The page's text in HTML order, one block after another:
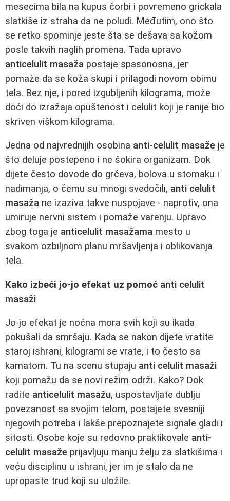
mesecima bila na kupus čorbi i povremeno grickala
slatkiše iz straha da ne poludi. Međutim, ono što
se retko spominje jeste šta se dešava sa kožom
posle takvih naglih promena. Tada upravo
anticelulit masaža postaje spasonosna, jer
pomaže da se koža skupi i prilagodi novom obimu
tela. Bez nje, i pored izgubljenih kilograma, može
doći do izražaja opuštenost i celulit koji je ranije bio
skriven viškom kilograma.
Jedna od najvrednijih osobina anti-celulit masaže je
što deluje postepeno i ne šokira organizam. Dok
dijete često dovode do grčeva, bolova u stomaku i
nadimanja, o čemu su mnogi svedočili, anti celulit
masaža ne izaziva takve nuspojave - naprotiv, ona
umiruje nervni sistem i pomaže varenju. Upravo
zbog toga je anticelulit masažama mesto u
svakom ozbiljnom planu mršavljenja i oblikovanja
tela.
Kako izbeći jo-jo efekat uz pomoć anti celulit
masaži
Jo-jo efekat je noćna mora svih koji su ikada
pokušali da smršaju. Kada se nakon dijete vratite
staroj ishrani, kilogrami se vrate, i to često sa
kamatom. Tu na scenu stupaju anti celulit masaži
koji pomažu da se novi režim održi. Kako? Dok
radite anticelulit masažu, uspostavljate dublju
povezanost sa svojim telom, postajete svesniji
njegovih potreba i lakše prepoznajete signale gladi i
sitosti. Osobe koje su redovno praktikovale anti-
celulit masaže prijavljuju manju želju za slatkišima i
veću disciplinu u ishrani, jer im je stalo da ne
upropaste trud koji su uložile.